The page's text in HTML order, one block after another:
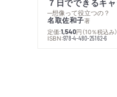
─想像って役立つの？
名取佐和子著
定価:1,540円 （10％税込み）
ISBN:978-4-480-25162-6